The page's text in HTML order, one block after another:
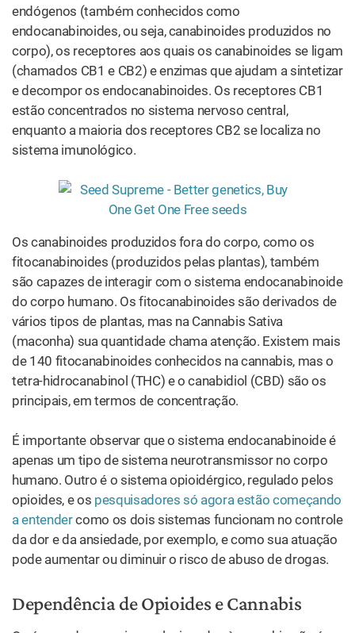
endógenos (também conhecidos como
endocanabinoides, ou seja, canabinoides produzidos no
corpo), os receptores aos quais os canabinoides se ligam
(chamados CB1 e CB2) e enzimas que ajudam a sintetizar
e decompor os endocanabinoides. Os receptores CB1
estão concentrados no sistema nervoso central,
enquanto a maioria dos receptores CB2 se localiza no
sistema imunológico.
Os canabinoides produzidos fora do corpo, como os
fitocanabinoides (produzidos pelas plantas), também
são capazes de interagir com o sistema endocanabinoide
do corpo humano. Os fitocanabinoides são derivados de
vários tipos de plantas, mas na Cannabis Sativa
(maconha) sua quantidade chama atenção. Existem mais
de 140 fitocanabinoides conhecidos na cannabis, mas o
tetra-hidrocanabinol (THC) e o canabidiol (CBD) são os
principais, em termos de concentração.
É importante observar que o sistema endocanabinoide é
apenas um tipo de sistema neurotransmissor no corpo
humano. Outro é o sistema opioidérgico, regulado pelos
opioides, e os pesquisadores só agora estão começando
a entendercomo os dois sistemas funcionam no controle
da dor e da ansiedade, por exemplo, e como sua atuação
pode aumentar ou diminuir o risco de abuso de drogas.
Dependência de Opioides e Cannabis